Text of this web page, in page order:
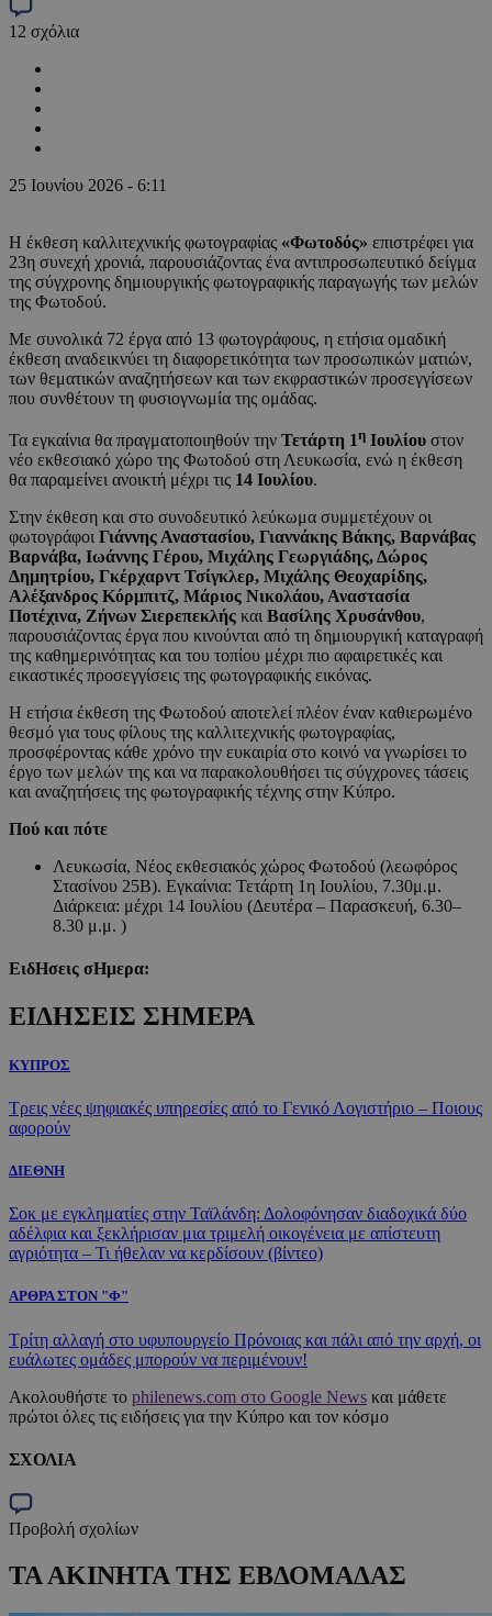
12 σχόλια
25 Ιουνίου 2026 - 6:11
Η έκθεση καλλιτεχνικής φωτογραφίας «Φωτοδός» επιστρέφει για
23η συνεχή χρονιά, παρουσιάζοντας ένα αντιπροσωπευτικό δείγμα
της σύγχρονης δημιουργικής φωτογραφικής παραγωγής των μελών
της Φωτοδού.
Με συνολικά 72 έργα από 13 φωτογράφους, η ετήσια ομαδική
έκθεση αναδεικνύει τη διαφορετικότητα των προσωπικών ματιών,
των θεματικών αναζητήσεων και των εκφραστικών προσεγγίσεων
που συνθέτουν τη φυσιογνωμία της ομάδας.
Τα εγκαίνια θα πραγματοποιηθούν την Τετάρτη 1η Ιουλίου στον
νέο εκθεσιακό χώρο της Φωτοδού στη Λευκωσία, ενώ η έκθεση
θα παραμείνει ανοικτή μέχρι τις 14 Ιουλίου.
Στην έκθεση και στο συνοδευτικό λεύκωμα συμμετέχουν οι
φωτογράφοι Γιάννης Αναστασίου, Γιαννάκης Βάκης, Βαρνάβας
Βαρνάβα, Ιωάννης Γέρου, Μιχάλης Γεωργιάδης, Δώρος
Δημητρίου, Γκέρχαρντ Τσίγκλερ, Μιχάλης Θεοχαρίδης,
Αλέξανδρος Κόρμπιτζ, Μάριος Νικολάου, Αναστασία
Ποτέχινα, Ζήνων Σιερεπεκλής και Βασίλης Χρυσάνθου,
παρουσιάζοντας έργα που κινούνται από τη δημιουργική καταγραφή
της καθημερινότητας και του τοπίου μέχρι πιο αφαιρετικές και
εικαστικές προσεγγίσεις της φωτογραφικής εικόνας.
Η ετήσια έκθεση της Φωτοδού αποτελεί πλέον έναν καθιερωμένο
θεσμό για τους φίλους της καλλιτεχνικής φωτογραφίας,
προσφέροντας κάθε χρόνο την ευκαιρία στο κοινό να γνωρίσει το
έργο των μελών της και να παρακολουθήσει τις σύγχρονες τάσεις
και αναζητήσεις της φωτογραφικής τέχνης στην Κύπρο.
Πού και πότε
Λευκωσία, Νέος εκθεσιακός χώρος Φωτοδού (λεωφόρος
Στασίνου 25Β). Εγκαίνια: Τετάρτη 1η Ιουλίου, 7.30μ.μ.
Διάρκεια: μέχρι 14 Ιουλίου (Δευτέρα – Παρασκευή, 6.30–
8.30 μ.μ. )
ΕιδΗσεις σΗμερα:
ΕΙΔΗΣΕΙΣ ΣΗΜΕΡΑ
ΚΥΠΡΟΣ
Τρεις νέες ψηφιακές υπηρεσίες από το Γενικό Λογιστήριο – Ποιους
αφορούν
ΔΙΕΘΝΗ
Σοκ με εγκληματίες στην Ταϊλάνδη: Δολοφόνησαν διαδοχικά δύο
αδέλφια και ξεκλήρισαν μια τριμελή οικογένεια με απίστευτη
αγριότητα – Τι ήθελαν να κερδίσουν (βίντεο)
ΑΡΘΡΑ ΣΤΟΝ "Φ"
Τρίτη αλλαγή στο υφυπουργείο Πρόνοιας και πάλι από την αρχή, οι
ευάλωτες ομάδες μπορούν να περιμένουν!
Ακολουθήστε το philenews.com στο Google News και μάθετε
πρώτοι όλες τις ειδήσεις για την Κύπρο και τον κόσμο
ΣΧΟΛΙΑ
Προβολή σχολίων
ΤΑ ΑΚΙΝΗΤΑ ΤΗΣ ΕΒΔΟΜΑΔΑΣ